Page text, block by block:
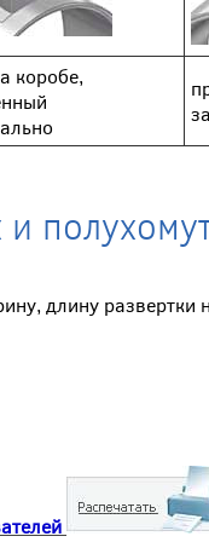
коробе,
длину развертки